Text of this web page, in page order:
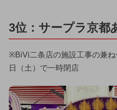
3位：サープラ京都
※BiVi二条店の施設工事の兼
日（土）で一時閉店